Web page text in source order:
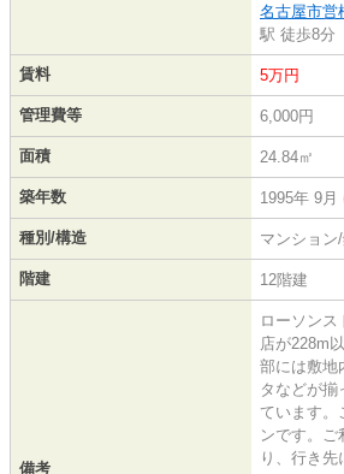
名古屋市営
駅 徒歩8分
賃料 5万円
管理費等 6,000円
面積 24.84㎡
築年数 1995年 9月
種別/構造 マンション
階建 12階建
備考
ローソンス
店が228m
部には敷地
タなどが揃
ています。
ンです。ご
り、行き